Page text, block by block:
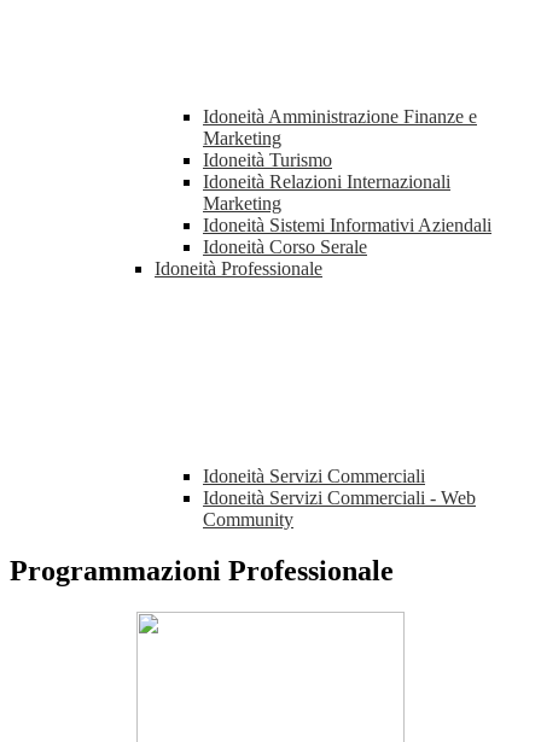
Idoneità Amministrazione Finanze e
Marketing
Idoneità Turismo
Idoneità Relazioni Internazionali
Marketing
Idoneità Sistemi Informativi Aziendali
Idoneità Corso Serale
Idoneità Professionale
Idoneità Servizi Commerciali
Idoneità Servizi Commerciali - Web
Community
Programmazioni Professionale